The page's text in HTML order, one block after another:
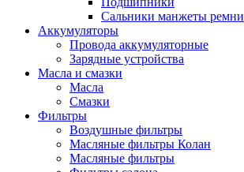
Сальники манжеты ремни
Аккумуляторы
Провода аккумуляторные
Зарядные устройства
Масла и смазки
Масла
Смазки
Фильтры
Воздушные фильтры
Масляные фильтры Колан
Масляные фильтры